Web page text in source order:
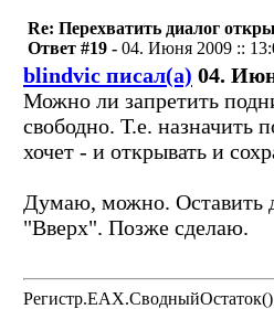
Re: Перехватить диалог
Ответ #19 - 04. Июня 2009 ::
blindvic писал(а) 04.
Можно ли запретить
свободно. Т.е. назначить
хочет - и открывать и
Думаю, можно. Оставить
"Вверх". Позже сделаю.
Регистр.EAX.СводныйОстаток()